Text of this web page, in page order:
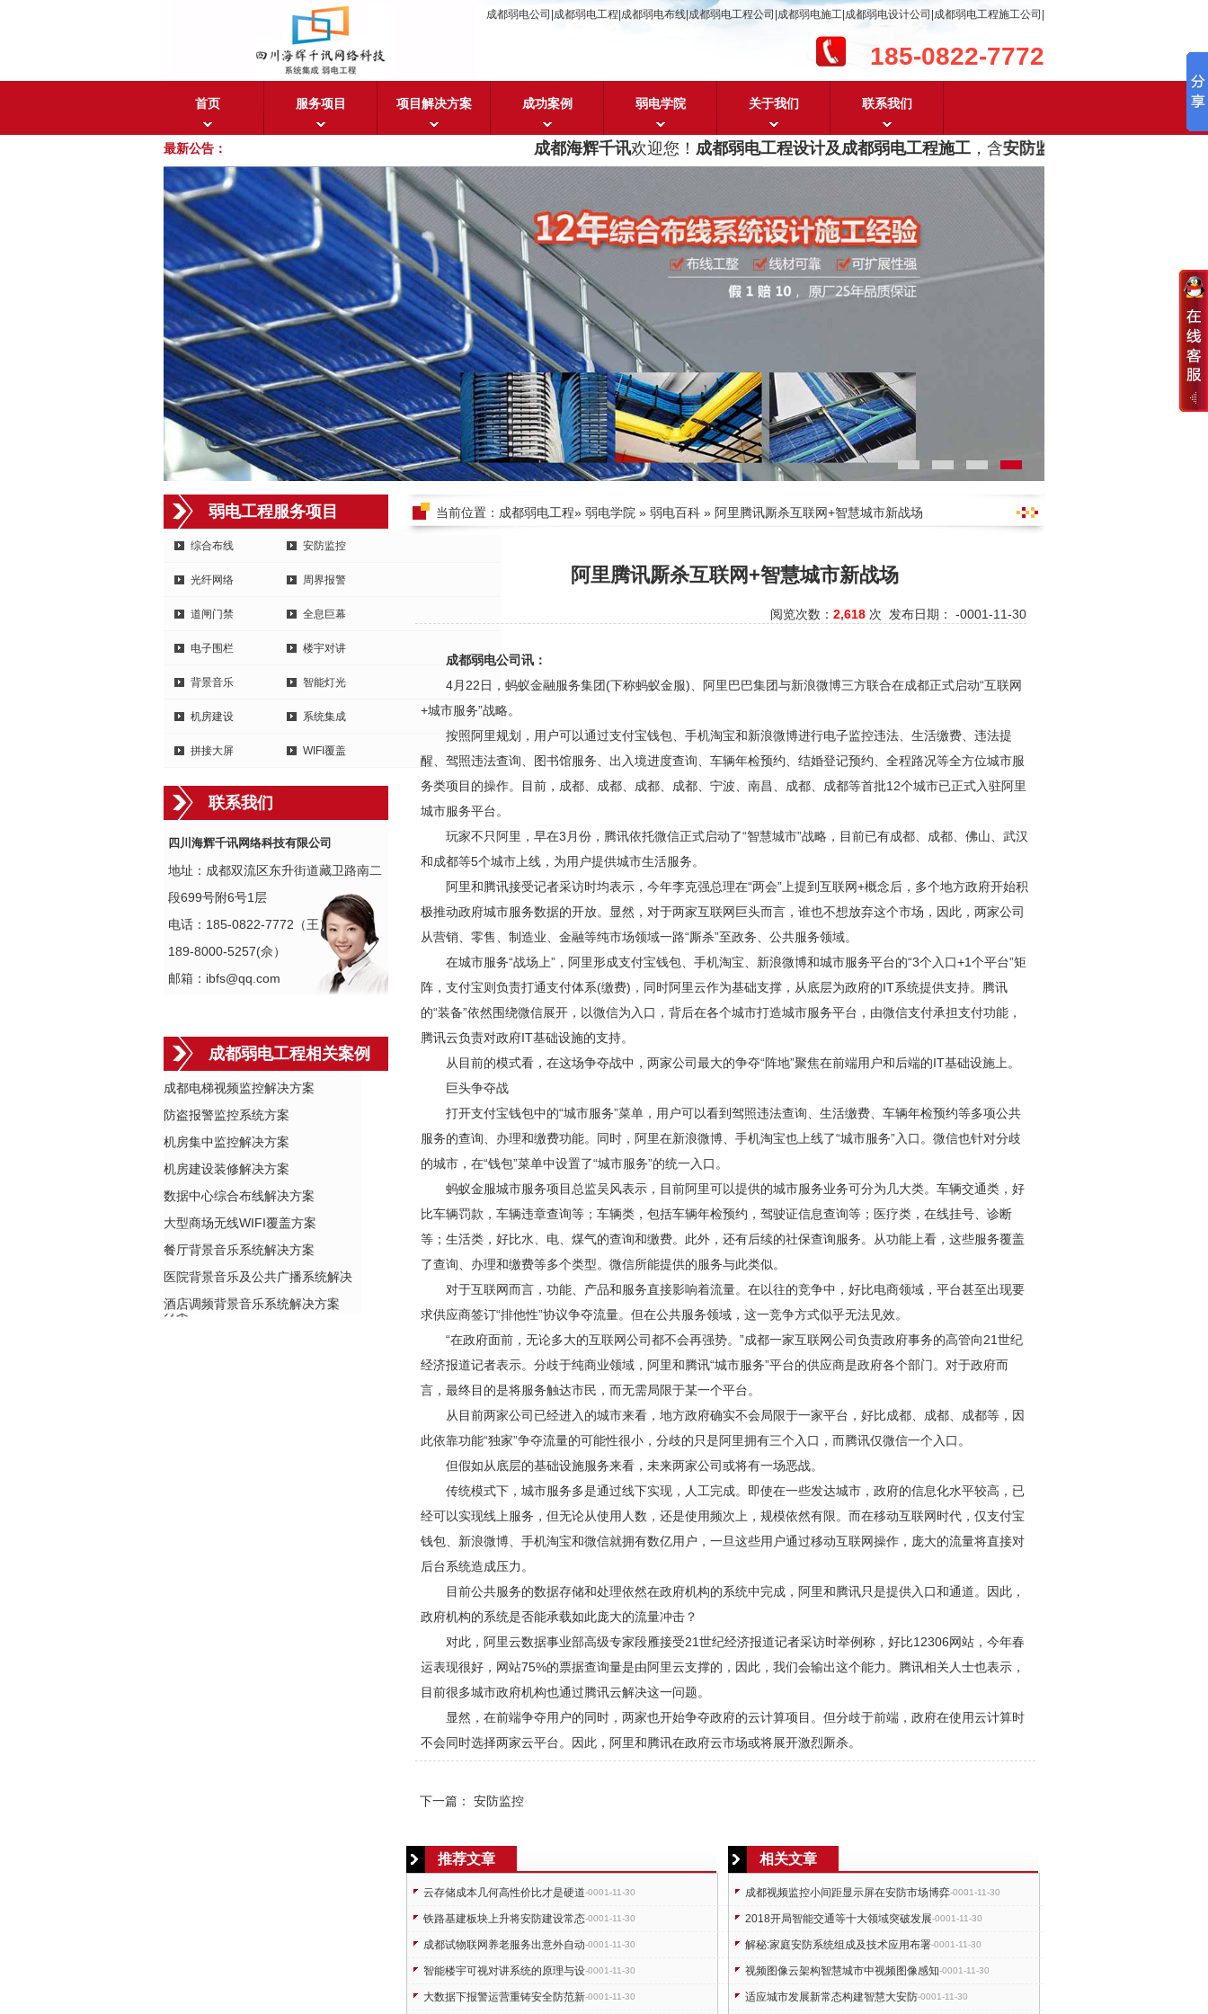
成都弱电公司|成都弱电工程|成都弱电布线|成都弱电工程公司|成都弱电施工|成都弱电设计公司|成都弱电工程施工公司|
185-0822-7772
首页 服务项目 项目解决方案 成功案例 弱电学院 关于我们 联系我们
最新公告： 成都海辉千讯欢迎您！成都弱电工程设计及成都弱电工程施工，含 安防监控，系统集成，综合布
弱电工程服务项目
综合布线 安防监控
光纤网络 周界报警
道闸门禁 全息巨幕
电子围栏 楼宇对讲
背景音乐 智能灯光
机房建设 系统集成
拼接大屏 WIFI覆盖
联系我们
四川海辉千讯网络科技有限公司
地址：成都双流区东升街道藏卫路南二
段699号附6号1层
电话：185-0822-7772（王）
189-8000-5257(佘）
邮箱：ibfs@qq.com
成都弱电工程相关案例
成都电梯视频监控解决方案
防盗报警监控系统方案
机房集中监控解决方案
机房建设装修解决方案
数据中心综合布线解决方案
大型商场无线WIFI覆盖方案
餐厅背景音乐系统解决方案
医院背景音乐及公共广播系统解决
方案
酒店调频背景音乐系统解决方案
当前位置： 成都弱电工程» 弱电学院 » 弱电百科 » 阿里腾讯厮杀互联网+智慧城市新战场
阿里腾讯厮杀互联网+智慧城市新战场
阅览次数： 2,618 次 发布日期： -0001-11-30
成都弱电公司讯：
4月22日，蚂蚁金融服务集团(下称蚂蚁金服)、阿里巴巴集团与新浪微博三方联合在成都正式启动“互联网
+城市服务”战略。
按照阿里规划，用户可以通过支付宝钱包、手机淘宝和新浪微博进行电子监控违法、生活缴费、违法提
醒、驾照违法查询、图书馆服务、出入境进度查询、车辆年检预约、结婚登记预约、全程路况等全方位城市服
务类项目的操作。目前，成都、成都、成都、成都、宁波、南昌、成都、成都等首批12个城市已正式入驻阿里
城市服务平台。
玩家不只阿里，早在3月份，腾讯依托微信正式启动了“智慧城市”战略，目前已有成都、成都、佛山、武汉
和成都等5个城市上线，为用户提供城市生活服务。
阿里和腾讯接受记者采访时均表示，今年李克强总理在“两会”上提到互联网+概念后，多个地方政府开始积
极推动政府城市服务数据的开放。显然，对于两家互联网巨头而言，谁也不想放弃这个市场，因此，两家公司
从营销、零售、制造业、金融等纯市场领域一路“厮杀”至政务、公共服务领域。
在城市服务“战场上”，阿里形成支付宝钱包、手机淘宝、新浪微博和城市服务平台的“3个入口+1个平台”矩
阵，支付宝则负责打通支付体系(缴费)，同时阿里云作为基础支撑，从底层为政府的IT系统提供支持。腾讯
的“装备”依然围绕微信展开，以微信为入口，背后在各个城市打造城市服务平台，由微信支付承担支付功能，
腾讯云负责对政府IT基础设施的支持。
从目前的模式看，在这场争夺战中，两家公司最大的争夺“阵地”聚焦在前端用户和后端的IT基础设施上。
巨头争夺战
打开支付宝钱包中的“城市服务”菜单，用户可以看到驾照违法查询、生活缴费、车辆年检预约等多项公共
服务的查询、办理和缴费功能。同时，阿里在新浪微博、手机淘宝也上线了“城市服务”入口。微信也针对分歧
的城市，在“钱包”菜单中设置了“城市服务”的统一入口。
蚂蚁金服城市服务项目总监吴风表示，目前阿里可以提供的城市服务业务可分为几大类。车辆交通类，好
比车辆罚款，车辆违章查询等；车辆类，包括车辆年检预约，驾驶证信息查询等；医疗类，在线挂号、诊断
等；生活类，好比水、电、煤气的查询和缴费。此外，还有后续的社保查询服务。从功能上看，这些服务覆盖
了查询、办理和缴费等多个类型。微信所能提供的服务与此类似。
对于互联网而言，功能、产品和服务直接影响着流量。在以往的竞争中，好比电商领域，平台甚至出现要
求供应商签订“排他性”协议争夺流量。但在公共服务领域，这一竞争方式似乎无法见效。
“在政府面前，无论多大的互联网公司都不会再强势。”成都一家互联网公司负责政府事务的高管向21世纪
经济报道记者表示。分歧于纯商业领域，阿里和腾讯“城市服务”平台的供应商是政府各个部门。对于政府而
言，最终目的是将服务触达市民，而无需局限于某一个平台。
从目前两家公司已经进入的城市来看，地方政府确实不会局限于一家平台，好比成都、成都、成都等，因
此依靠功能“独家”争夺流量的可能性很小，分歧的只是阿里拥有三个入口，而腾讯仅微信一个入口。
但假如从底层的基础设施服务来看，未来两家公司或将有一场恶战。
传统模式下，城市服务多是通过线下实现，人工完成。即使在一些发达城市，政府的信息化水平较高，已
经可以实现线上服务，但无论从使用人数，还是使用频次上，规模依然有限。而在移动互联网时代，仅支付宝
钱包、新浪微博、手机淘宝和微信就拥有数亿用户，一旦这些用户通过移动互联网操作，庞大的流量将直接对
后台系统造成压力。
目前公共服务的数据存储和处理依然在政府机构的系统中完成，阿里和腾讯只是提供入口和通道。因此，
政府机构的系统是否能承载如此庞大的流量冲击？
对此，阿里云数据事业部高级专家段雁接受21世纪经济报道记者采访时举例称，好比12306网站，今年春
运表现很好，网站75%的票据查询量是由阿里云支撑的，因此，我们会输出这个能力。腾讯相关人士也表示，
目前很多城市政府机构也通过腾讯云解决这一问题。
显然，在前端争夺用户的同时，两家也开始争夺政府的云计算项目。但分歧于前端，政府在使用云计算时
不会同时选择两家云平台。因此，阿里和腾讯在政府云市场或将展开激烈厮杀。
下一篇： 安防监控
推荐文章
云存储成本几何高性价比才是硬道-0001-11-30
铁路基建板块上升将安防建设常态-0001-11-30
成都试物联网养老服务出意外自动-0001-11-30
智能楼宇可视对讲系统的原理与设-0001-11-30
大数据下报警运营重铸安全防范新-0001-11-30
相关文章
成都视频监控小间距显示屏在安防市场博弈-0001-11-30
2018开局智能交通等十大领域突破发展-0001-11-30
解秘:家庭安防系统组成及技术应用布署-0001-11-30
视频图像云架构智慧城市中视频图像感知-0001-11-30
适应城市发展新常态构建智慧大安防-0001-11-30